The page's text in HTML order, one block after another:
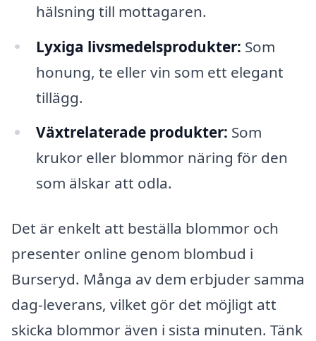
hälsning till mottagaren.
Lyxiga livsmedelsprodukter: Som
honung, te eller vin som ett elegant
tillägg.
Växtrelaterade produkter: Som
krukor eller blommor näring för den
som älskar att odla.
Det är enkelt att beställa blommor och
presenter online genom blombud i
Burseryd. Många av dem erbjuder samma
dag-leverans, vilket gör det möjligt att
skicka blommor även i sista minuten. Tänk